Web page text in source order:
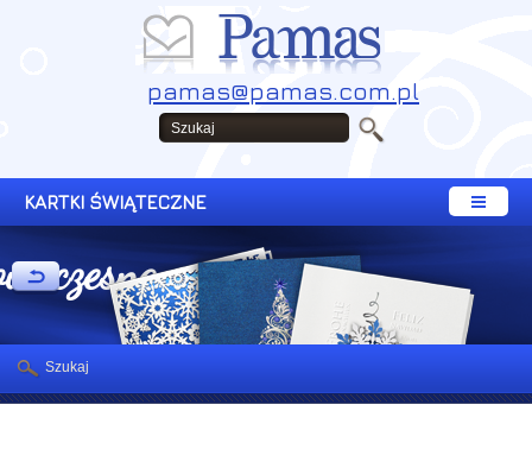
pamas@pamas.com.pl
KARTKI ŚWIĄTECZNE
Szukaj